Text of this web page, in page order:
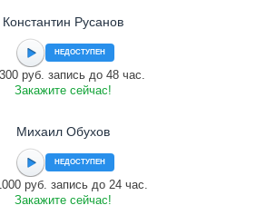
Константин Русанов
НЕДОСТУПЕН
руб. запись до 48 час.
Закажите сейчас!
Михаил Обухов
НЕДОСТУПЕН
руб. запись до 24 час.
Закажите сейчас!